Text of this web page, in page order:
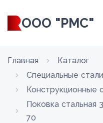
ООО "РМС"
Главная
Каталог
Специальные
Конструкционные
Поковка
70